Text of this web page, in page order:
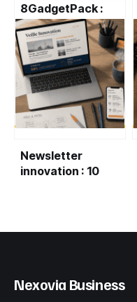
8GadgetPack :
comment
restaurer vos
gadgets sur
Windows 10 et 11
sans
compromettre
votre sécurité ?
Newsletter
innovation : 10
veille stratégique
Nexovia Business